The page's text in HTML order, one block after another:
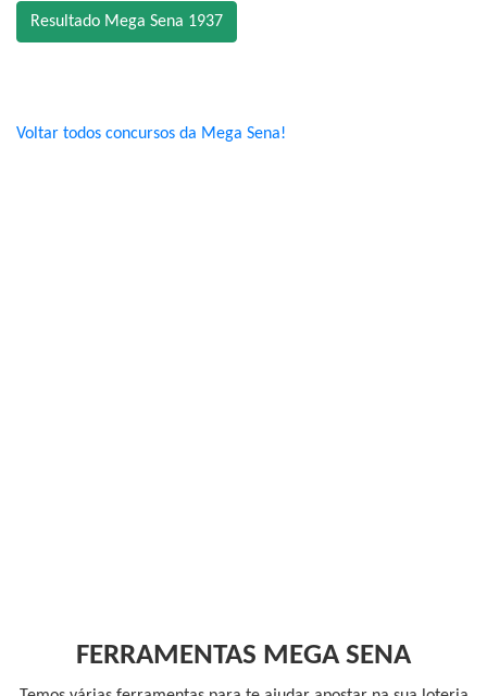
Resultado Mega Sena 1937
Voltar todos concursos da Mega Sena!
FERRAMENTAS MEGA SENA